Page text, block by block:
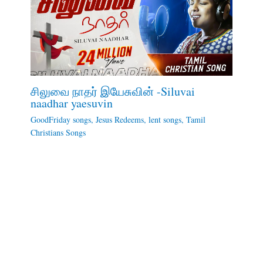
சிலுவை நாதர் இயேசுவின் -Siluvai
naadhar yaesuvin
GoodFriday songs, Jesus Redeems, lent songs, Tamil
Christians Songs